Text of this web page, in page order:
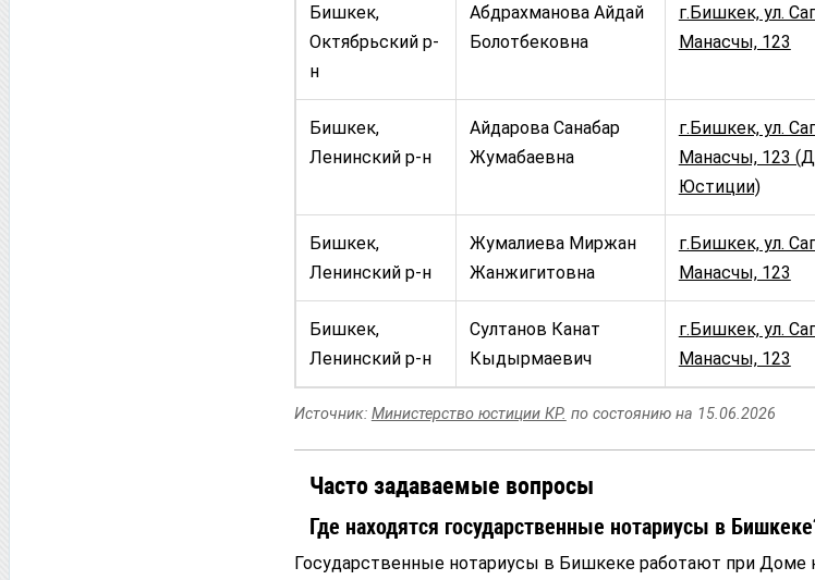
Бишкек,
Октябрьский р-
н
Абдрахманова Айдай
Болотбековна
г.Бишкек, ул.
Манасчы, 123
Бишкек,
Ленинский р-н
Айдарова Санабар
Жумабаевна
г.Бишкек, ул.
Манасчы, 123
Юстиции)
Бишкек,
Ленинский р-н
Жумалиева Миржан
Жанжигитовна
г.Бишкек, ул.
Манасчы, 123
Бишкек,
Ленинский р-н
Султанов Канат
Кыдырмаевич
г.Бишкек, ул.
Манасчы, 123
Источник: Министерство юстиции КР. по состоянию на 15.06.2026
Часто задаваемые вопросы
Где находятся государственные нотариусы в
Государственные нотариусы в Бишкеке работают при Доме